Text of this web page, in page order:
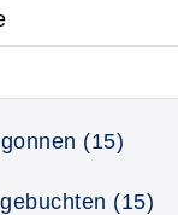
(15)
(15)